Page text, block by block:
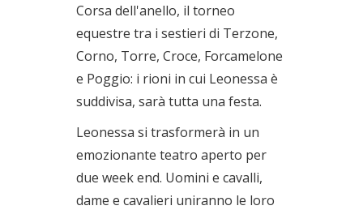
Corsa dell'anello, il torneo
equestre tra i sestieri di Terzone,
Corno, Torre, Croce, Forcamelone
e Poggio: i rioni in cui Leonessa è
suddivisa, sarà tutta una festa.
Leonessa si trasformerà in un
emozionante teatro aperto per
due week end. Uomini e cavalli,
dame e cavalieri uniranno le loro